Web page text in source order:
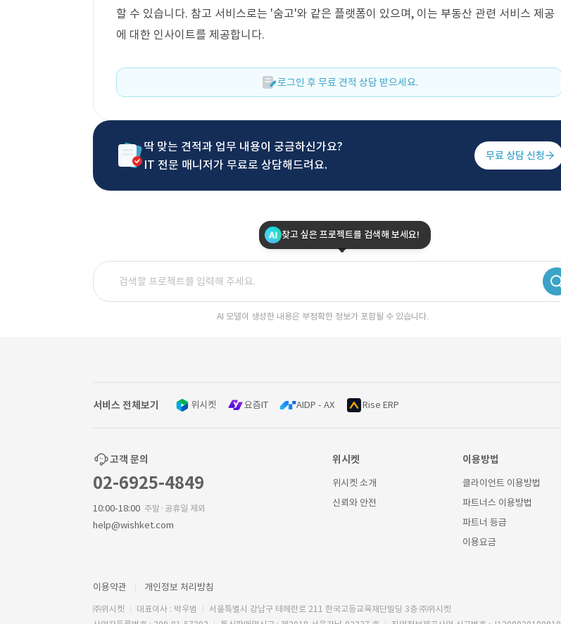
할 수 있습니다. 참고 서비스로는 '숨고'와 같은 플랫폼이 있으며, 이는 부동산 관련 서비스 제공
에 대한 인사이트를 제공합니다.
로그인 후 무료 견적 상담 받으세요.
딱 맞는 견적과 업무 내용이 궁금하신가요?
IT 전문 매니저가 무료로 상담해드려요.
무료 상담 신청
찾고 싶은 프로젝트를 검색해 보세요!
AI 모델이 생성한 내용은 부정확한 정보가 포함될 수 있습니다.
서비스 전체보기 위시켓 요즘IT AIDP - AX Rise ERP
고객 문의
02-6925-4849
10:00-18:00 주말·공휴일 제외
help@wishket.com
위시켓
위시켓 소개
신뢰와 안전
이용방법
클라이언트 이용방법
파트너스 이용방법
파트너 등급
이용요금
이용약관 개인정보 처리방침
㈜위시켓 대표이사 : 박우범
서울특별시 강남구 테헤란로 211 한국고등교육재단빌딩 3층 ㈜위시켓